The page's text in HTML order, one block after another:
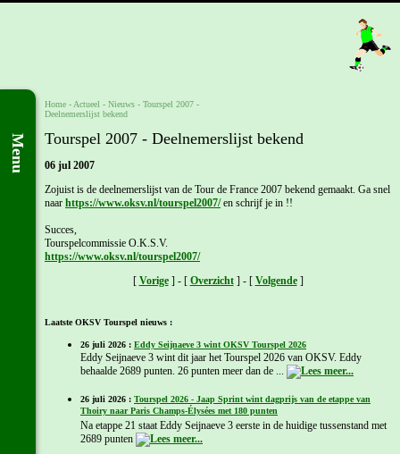
Menu
Home - Actueel - Nieuws - Tourspel 2007 -
Deelnemerslijst bekend
Tourspel 2007 - Deelnemerslijst bekend
06 jul 2007
Zojuist is de deelnemerslijst van de Tour de France 2007 bekend gemaakt. Ga snel
naar https://www.oksv.nl/tourspel2007/en schrijf je in !!
Succes,
Tourspelcommissie O.K.S.V.
https://www.oksv.nl/tourspel2007/
[ Vorige] - [ Overzicht] - [ Volgende]
Laatste OKSV Tourspel nieuws :
26 juli 2026 : Eddy Seijnaeve 3 wint OKSV Tourspel 2026
Eddy Seijnaeve 3 wint dit jaar het Tourspel 2026 van OKSV. Eddy
behaalde 2689 punten. 26 punten meer dan de ...
26 juli 2026 : Tourspel 2026 - Jaap Sprint wint dagprijs van de etappe van
Thoiry naar Paris Champs-Élysées met 180 punten
Na etappe 21 staat Eddy Seijnaeve 3 eerste in de huidige tussenstand met
2689 punten